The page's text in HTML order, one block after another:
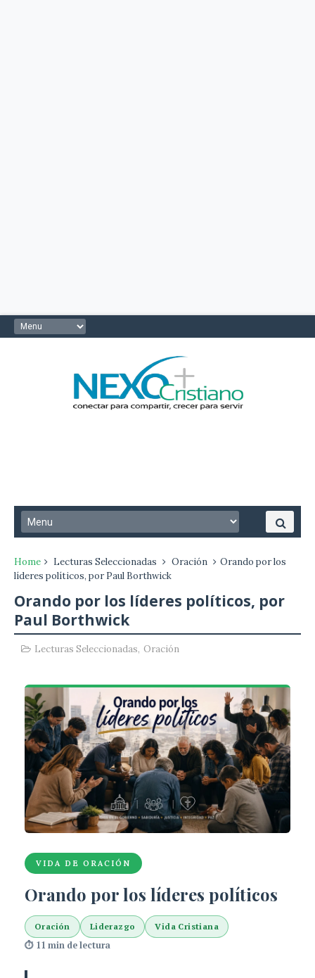
Home Lecturas Seleccionadas Oración
Orando por los
líderes políticos, por Paul Borthwick
Orando por los líderes políticos, por
Paul Borthwick
Lecturas Seleccionadas, Oración
VIDA DE ORACIÓN
Orando por los líderes políticos
Oración Liderazgo Vida Cristiana
⏱ 11 min de lectura